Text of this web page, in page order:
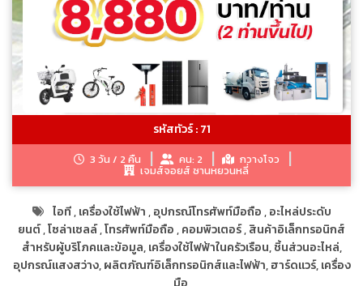
รหัสทัวร์ : 71
3 วัน / 2 คืน คน: 2 กวางโจว
เจมส์จอยส์ ซานหยวนหลี่
ไอที, เครื่องใช้ไฟฟ้า, อุปกรณ์โทรศัพท์มือถือ, อะไหล่ประดับ
ยนต์,โซล่าเซลล์,โทรศัพท์มือถือ,คอมพิวเตอร์,สินค้าอิเล็กทรอนิกส์
สำหรับผู้บริโภคและข้อมูล, เครื่องใช้ไฟฟ้าในครัวเรือน, ชิ้นส่วนอะไหล่,
อุปกรณ์แสงสว่าง, ผลิตภัณฑ์อิเล็กทรอนิกส์และไฟฟ้า, ฮาร์ดแวร์, เครื่อง